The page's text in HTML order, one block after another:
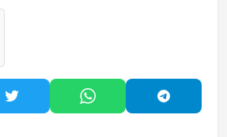
Paylaş
Twitter'da PaylaşWhatsApp'ta Paylaş